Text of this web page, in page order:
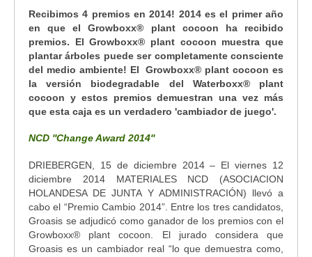
Recibimos 4 premios en 2014! 2014 es el primer año
en que el Growboxx® plant cocoon ha recibido
premios. El Growboxx® plant cocoon muestra que
plantar árboles puede ser completamente consciente
del medio ambiente! El Growboxx® plant cocoon es
la versión biodegradable del Waterboxx® plant
cocoon y estos premios demuestran una vez más
que esta caja es un verdadero 'cambiador de juego'.
NCD ''Change Award 2014''
DRIEBERGEN, 15 de diciembre 2014 – El viernes 12
diciembre 2014 MATERIALES NCD (ASOCIACION
HOLANDESA DE JUNTA Y ADMINISTRACIÓN) llevó a
cabo el “Premio Cambio 2014”. Entre los tres candidatos,
Groasis se adjudicó como ganador de los premios con el
Growboxx® plant cocoon. El jurado considera que
Groasis es un cambiador real “lo que demuestra como,